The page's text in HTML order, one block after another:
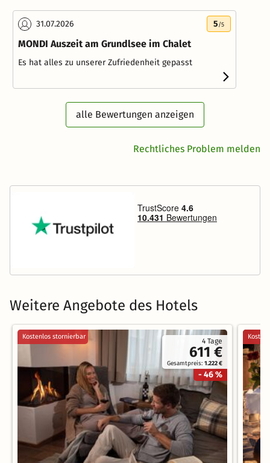
31.07.2026 5/5
MONDI Auszeit am Grundlsee im Chalet
Es hat alles zu unserer Zufriedenheit gepasst
alle Bewertungen anzeigen
Rechtliches Problem melden
Weitere Angebote des Hotels
4 Tage
611 €
Gesamtpreis:1.222 €
- 46 %
Kostenlos stornierbar